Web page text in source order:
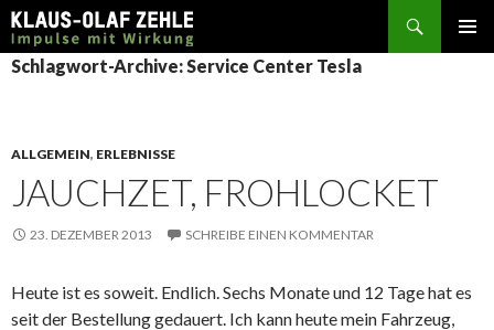
Suchen
SPRINGE
ZUM
Schlagwort-Archive: Service Center Tesla
ALLGEMEIN, ERLEBNISSE
JAUCHZET, FROHLOCKET
23. DEZEMBER 2013 SCHREIBE EINEN KOMMENTAR
Heute ist es soweit. Endlich. Sechs Monate und 12 Tage hat es
seit der Bestellung gedauert. Ich kann heute mein Fahrzeug,